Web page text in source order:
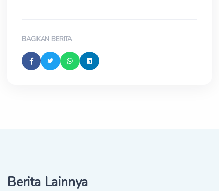
BAGIKAN BERITA
Berita Lainnya